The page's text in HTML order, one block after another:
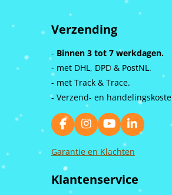
Verzending
- Binnen 3 tot 7 werkdagen.
- met DHL, DPD & PostNL.
- met Track & Trace.
- Verzend- en
F
a
c
b
o
I
n
s
g
Y
o
u
b
L
i
n
d
Garantie en Klachten
Klantenservice